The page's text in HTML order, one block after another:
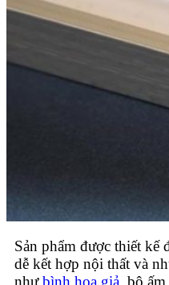
Sản phẩm được thiết kế
dễ kết hợp nội thất và
nhưbình hoa giả, bộ